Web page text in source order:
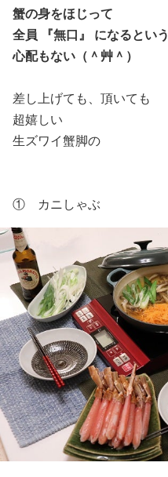
蟹の身をほじって
全員 『無口』 になるという
心配もない（＾艸＾）
差し上げても、頂いても
超嬉しい
生ズワイ蟹脚の
① カニしゃぶ